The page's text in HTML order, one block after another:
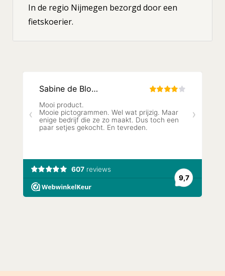
In de regio Nijmegen bezorgd door een
fietskoerier.